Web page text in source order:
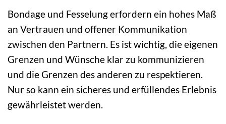
Bondage und Fesselung erfordern ein hohes Maß
an Vertrauen und offener Kommunikation
zwischen den Partnern. Es ist wichtig, die eigenen
Grenzen und Wünsche klar zu kommunizieren
und die Grenzen des anderen zu respektieren.
Nur so kann ein sicheres und erfüllendes Erlebnis
gewährleistet werden.